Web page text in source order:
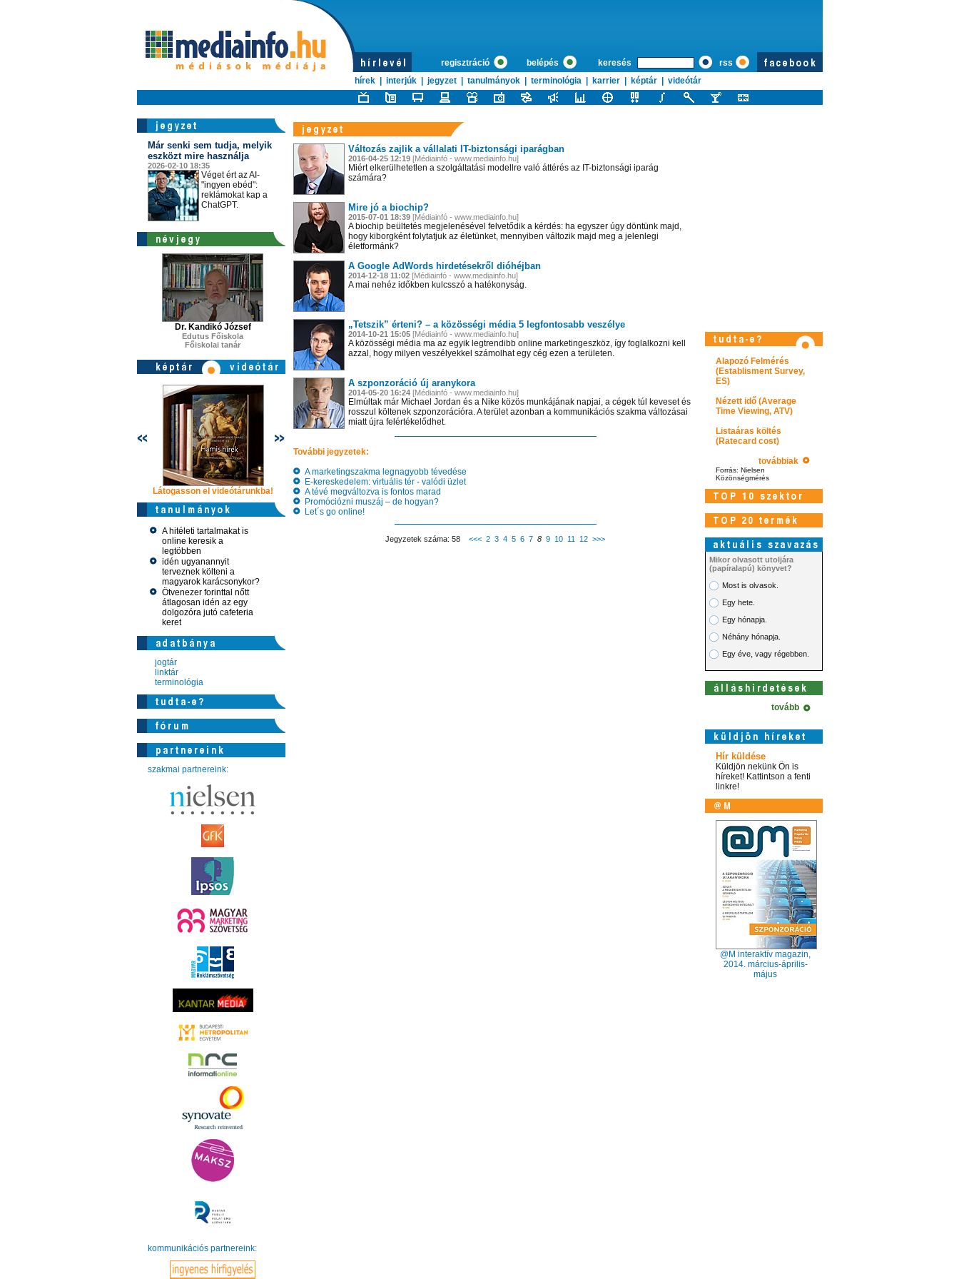
regisztráció belépés keresés
rss
hírek
interjúk jegyzet tanulmányok terminológia karrier képtár videótár
Már senki sem tudja, melyik
eszközt mire használja
2026-02-10 18:35
Véget ért az AI-
"ingyen ebéd":
reklámokat kap a
ChatGPT.
Dr. Kandikó József
Edutus Főiskola
Főiskolai tanár
Látogasson el videótárunkba! Látogasson el videótárunkba!Látogasson el videótárunkba! Látogasson el videótárunkba!
A hitéleti tartalmakat is
online keresik a
legtöbben
idén ugyanannyit
terveznek költeni a
magyarok karácsonykor?
Ötvenezer forinttal nőtt
átlagosan idén az egy
dolgozóra jutó cafeteria
keret
jogtár
linktár
terminológia
szakmai partnereink:
kommunikációs partnereink:
Változás zajlik a vállalati IT-biztonsági iparágban
2016-04-25 12:19[Médiainfó - www.mediainfo.hu]
Miért elkerülhetetlen a szolgáltatási modellre való áttérés az IT-biztonsági iparág
számára?
Mire jó a biochip?
2015-07-01 18:39[Médiainfó - www.mediainfo.hu]
A biochip beültetés megjelenésével felvetődik a kérdés: ha egyszer úgy döntünk majd,
hogy kiborgként folytatjuk az életünket, mennyiben változik majd meg a jelenlegi
életformánk?
A Google AdWords hirdetésekről dióhéjban
2014-12-18 11:02[Médiainfó - www.mediainfo.hu]
A mai nehéz időkben kulcsszó a hatékonyság.
„Tetszik” érteni? – a közösségi média 5 legfontosabb veszélye
2014-10-21 15:05[Médiainfó - www.mediainfo.hu]
A közösségi média ma az egyik legtrendibb online marketingeszköz, így foglalkozni kell
azzal, hogy milyen veszélyekkel számolhat egy cég ezen a területen.
A szponzoráció új aranykora
2014-05-20 16:24[Médiainfó - www.mediainfo.hu]
Elmúltak már Michael Jordan és a Nike közös munkájának napjai, a cégek túl keveset és
rosszul költenek szponzorációra. A terület azonban a kommunikációs szakma változásai
miatt újra felértékelődhet.
További jegyzetek:
A marketingszakma legnagyobb tévedése
E-kereskedelem: virtuális tér - valódi üzlet
A tévé megváltozva is fontos marad
Promóciózni muszáj – de hogyan?
Let´s go online!
Jegyzetek száma: 58 <<< 2 3 4 5 6 7 8 9 10 11 12 >>>
Alapozó Felmérés
(Establisment Survey,
ES)
Nézett idő (Average
Time Viewing, ATV)
Listaáras költés
(Ratecard cost)
továbbiak
Forrás: Nielsen
Közönségmérés
Mikor olvasott utoljára
(papíralapú) könyvet?
Most is olvasok.
Egy hete.
Egy hónapja.
Néhány hónapja.
Egy éve, vagy régebben.
tovább
Hír küldése
Küldjön nekünk Ön is
híreket! Kattintson a fenti
linkre!
@M interaktív magazin,
2014. március-április-
május